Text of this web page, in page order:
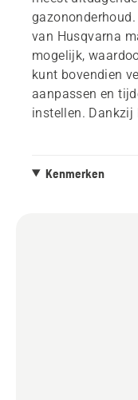
van Husqvarna
mogelijk,
kunt bovendien
aanpassen en
instellen. Dankzij
aangepast voor
Kenmerken